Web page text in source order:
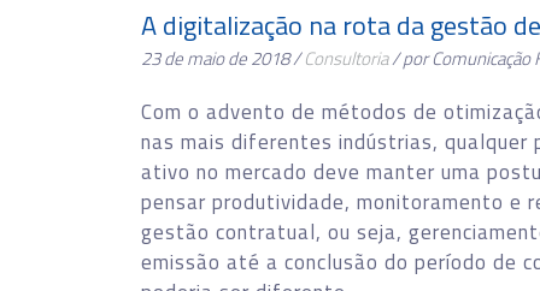
A digitalização na rota da gestão
23 de maio de 2018 /Consultoria/ por Comunicação
Com o advento de métodos de
nas mais diferentes indústrias,
ativo no mercado deve manter uma
pensar produtividade, monitoramento e
gestão contratual, ou seja,
emissão até a conclusão do período de